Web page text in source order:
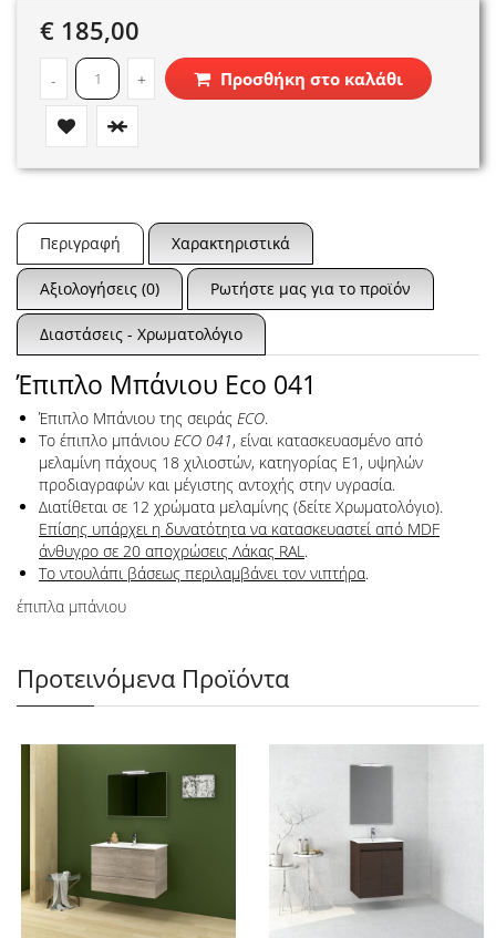
€ 185,00
- + Προσθήκη στο καλάθι
Περιγραφή Χαρακτηριστικά
Αξιολογήσεις (0) Ρωτήστε μας για το προϊόν
Διαστάσεις - Χρωματολόγιο
Έπιπλο Μπάνιου Eco 041
Έπιπλο Μπάνιου της σειράς ECO.
Το έπιπλο μπάνιου ECO 041, είναι κατασκευασμένο από
μελαμίνη πάχους 18 χιλιοστών, κατηγορίας Ε1, υψηλών
προδιαγραφών και μέγιστης αντοχής στην υγρασία.
Διατίθεται σε 12 χρώματα μελαμίνης (δείτε Χρωματολόγιο).
Επίσης υπάρχει η δυνατότητα να κατασκευαστεί από MDF
άνθυγρο σε 20 αποχρώσεις Λάκας RAL .
Το ντουλάπι βάσεως περιλαμβάνει τον νιπτήρα.
έπιπλα μπάνιου
Προτεινόμενα Προϊόντα